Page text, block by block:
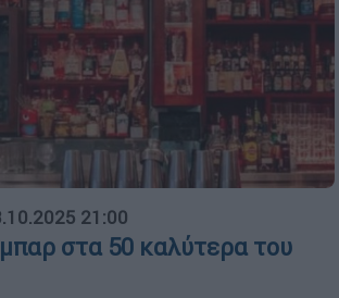
21:00
στα 50 καλύτερα του